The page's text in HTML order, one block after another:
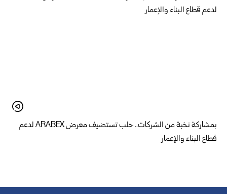
بمشاركة نخبة من الشركات.. حلب تستضيف معرض ARABEX لدعم
قطاع البناء والإعمار